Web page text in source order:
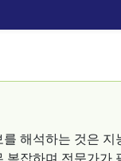
해석하는 것은